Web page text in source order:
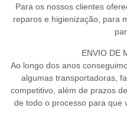
Para os nossos clientes
reparos e higienização, para
ENVIO DE
Ao longo dos anos
algumas transportadoras,
competitivo, além de prazos
de todo o processo para que